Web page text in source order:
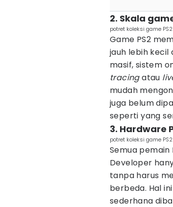
2. Skala
potret koleksi game
Game PS2
jauh lebih kecil
masif, sistem
tracingatau
mudah
juga belum
seperti yang
3. Hardware
potret koleksi game
Semua pemain
Developer
tanpa harus
berbeda. Hal
sederhana